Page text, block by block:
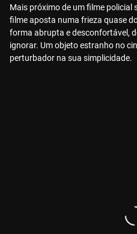
Mais próximo de um filme policial
filme aposta numa frieza quase
forma abrupta e desconfortável,
ignorar. Um objeto estranho no
perturbador na sua simplicidade.